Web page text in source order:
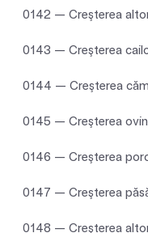
0142 — Creşterea
0143 — Creşterea
0144 — Creşterea
0145 — Creşterea
0146 — Creşterea
0147 — Creşterea
0148 — Creşterea